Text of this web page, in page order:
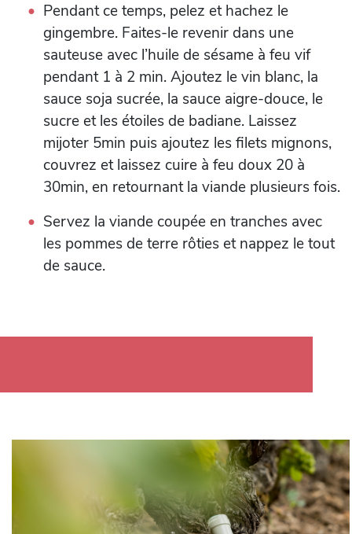
Pendant ce temps, pelez et hachez le
gingembre. Faites-le revenir dans une
sauteuse avec l’huile de sésame à feu vif
pendant 1 à 2 min. Ajoutez le vin blanc, la
sauce soja sucrée, la sauce aigre-douce, le
sucre et les étoiles de badiane. Laissez
mijoter 5min puis ajoutez les filets mignons,
couvrez et laissez cuire à feu doux 20 à
30min, en retournant la viande plusieurs fois.
Servez la viande coupée en tranches avec
les pommes de terre rôties et nappez le tout
de sauce.